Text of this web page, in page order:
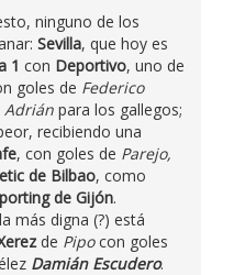
ninguno de los
Sevilla, que hoy es
1 con Deportivo, uno de
goles de Federico
Adrián para los gallegos;
recibiendo una
, con goles de Parejo,
de Bilbao, como
de Gijón.
más digna (?) está
de Pipocon goles
Damián Escudero.